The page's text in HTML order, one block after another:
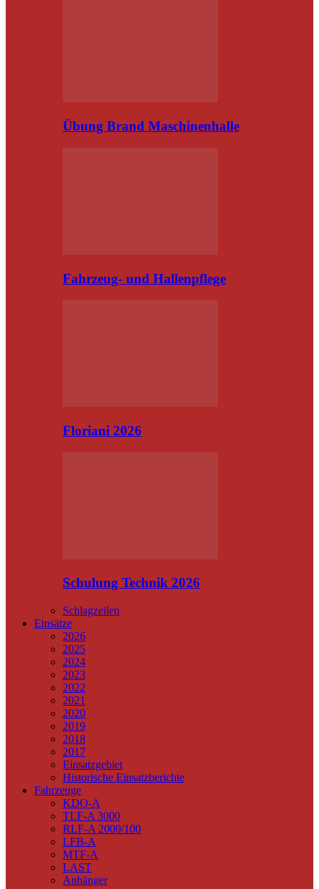
Übung Brand Maschinenhalle
Fahrzeug- und Hallenpflege
Floriani 2026
Schulung Technik 2026
Schlagzeilen
Einsätze
2026
2025
2024
2023
2022
2021
2020
2019
2018
2017
Einsatzgebiet
Historische Einsatzberichte
Fahrzeuge
KDO-A
TLF-A 3000
RLF-A 2000/100
LFB-A
MTF-A
LAST
Anhänger